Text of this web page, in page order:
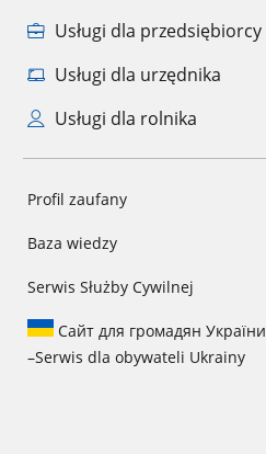
Usługi dla przedsiębiorcy
Usługi dla urzędnika
Usługi dla rolnika
Profil zaufany
Baza wiedzy
Serwis Służby Cywilnej
Сайт для громадян України
–Serwis dla obywateli Ukrainy